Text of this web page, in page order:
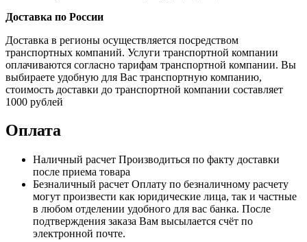
Доставка по России
Доставка в регионы осуществляется посредством
транспортных компаний. Услуги транспортной компании
оплачиваются согласно тарифам транспортной компании. Вы
выбираете удобную для Вас транспортную компанию,
стоимость доставки до транспортной компании составляет
1000 рублей
Оплата
Наличный расчет Производиться по факту доставки
после приема товара
Безналичный расчет Оплату по безналичному расчету
могут произвести как юридические лица, так и частные
в любом отделении удобного для вас банка. После
подтверждения заказа Вам высылается счёт по
электронной почте.